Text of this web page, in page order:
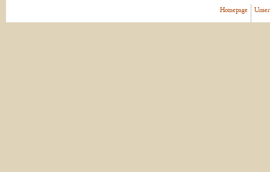
Homepage